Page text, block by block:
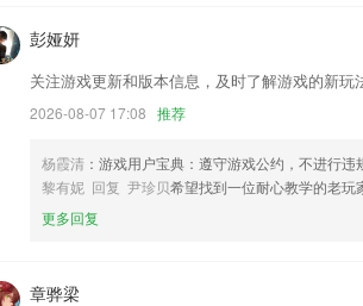
彭娅妍
关注游戏更新和版本信息，及时了解游戏的新玩
2026-08-07 17:08 推荐
杨霞清 ：游戏用户宝典：遵守游戏公约，不进行违
黎有妮 回复 尹珍贝希望找到一位耐心教学的老玩
更多回复
章骅梁